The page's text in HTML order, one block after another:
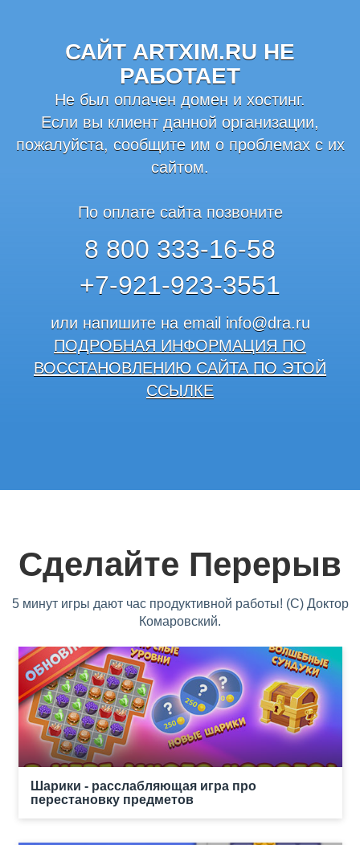
САЙТ ARTXIM.RU НЕ
РАБОТАЕТ
Не был оплачен домен и хостинг.
Если вы клиент данной организации,
пожалуйста, сообщите им о проблемах с их
сайтом.
По оплате сайта позвоните
8 800 333-16-58
+7-921-923-3551
или напишите на email info@dra.ru
ПОДРОБНАЯ ИНФОРМАЦИЯ ПО
ВОССТАНОВЛЕНИЮ САЙТА ПО ЭТОЙ
ССЫЛКЕ
Сделайте Перерыв
5 минут игры дают час продуктивной работы! (С) Доктор
Комаровский.
Шарики - расслабляющая игра про
перестановку предметов